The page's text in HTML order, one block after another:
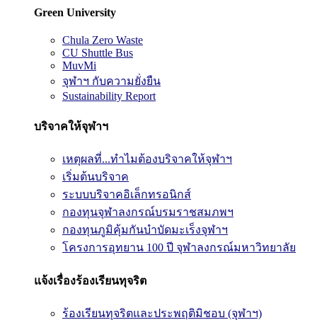
Green University
Chula Zero Waste
CU Shuttle Bus
MuvMi
จุฬาฯ กับความยั่งยืน
Sustainability Report
บริจาคให้จุฬาฯ
เหตุผลที่...ทำไมต้องบริจาคให้จุฬาฯ
เริ่มต้นบริจาค
ระบบบริจาคอิเล็กทรอนิกส์
กองทุนจุฬาลงกรณ์บรมราชสมภพฯ
กองทุนภูมิคุ้มกันบำบัดมะเร็งจุฬาฯ
โครงการอุทยาน 100 ปี จุฬาลงกรณ์มหาวิทยาลัย
แจ้งเรื่องร้องเรียนทุจริต
ร้องเรียนทุจริตและประพฤติมิชอบ (จุฬาฯ)